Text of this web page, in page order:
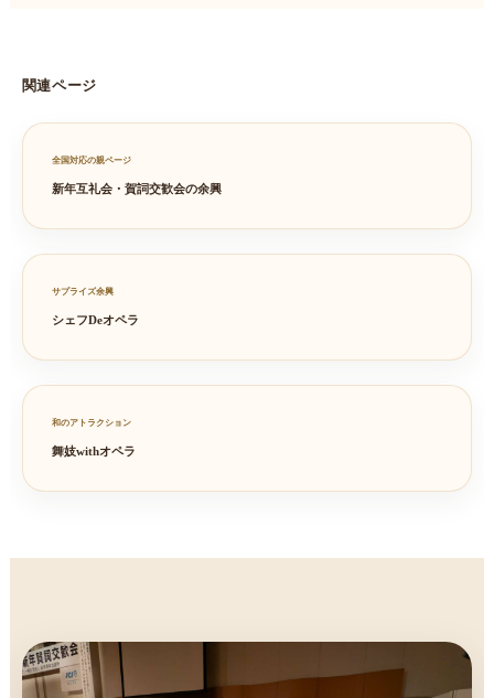
関連ページ
全国対応の親ページ
新年互礼会・賀詞交歓会の余興
サプライズ余興
シェフDeオペラ
和のアトラクション
舞妓withオペラ